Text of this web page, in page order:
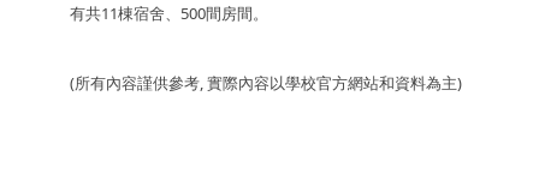
有共11棟宿舍、500間房間。
(所有內容謹供參考, 實際內容以學校官方網站和資料為主)